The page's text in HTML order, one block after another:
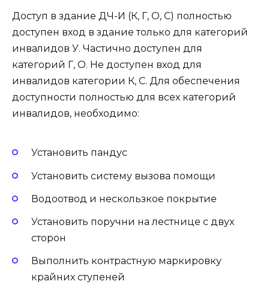
Доступ в здание ДЧ-И (К, Г, О, С) полностью
доступен вход в здание только для категорий
инвалидов У. Частично доступен для
категорий Г, О. Не доступен вход для
инвалидов категории К, С. Для обеспечения
доступности полностью для всех категорий
инвалидов, необходимо:
Установить пандус
Установить систему вызова помощи
Водоотвод и нескользкое покрытие
Установить поручни на лестнице с двух
сторон
Выполнить контрастную маркировку
крайних ступеней